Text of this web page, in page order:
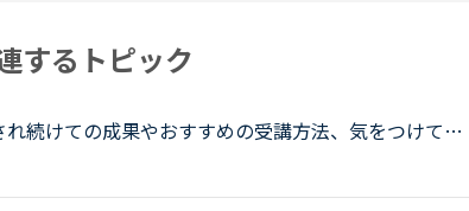
するトピック
続けての成果やおすすめの受講方法、気をつけてい
うか。これからはアウトプットも鍛えたいので、フ